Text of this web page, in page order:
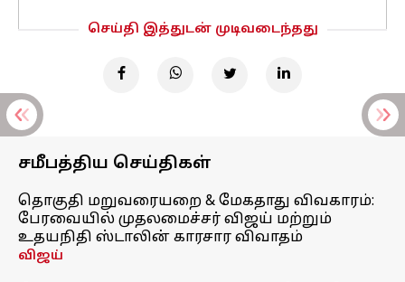
செய்தி இத்துடன் முடிவடைந்தது
சமீபத்திய செய்திகள்
தொகுதி மறுவரையறை & மேகதாது விவகாரம்:
பேரவையில் முதலமைச்சர் விஜய் மற்றும்
உதயநிதி ஸ்டாலின் காரசார விவாதம்
விஜய்